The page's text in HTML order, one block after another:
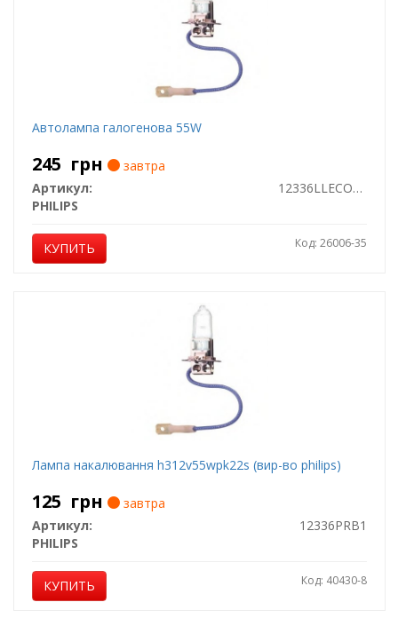
Автолампа галогенова 55W
245 грн
завтра
Артикул:
12336LLECOC1
PHILIPS
КУПИТЬ Код: 26006-35
Лампа накалювання h312v55wpk22s (вир-во philips)
125 грн
завтра
Артикул:
12336PRB1
PHILIPS
КУПИТЬ Код: 40430-8